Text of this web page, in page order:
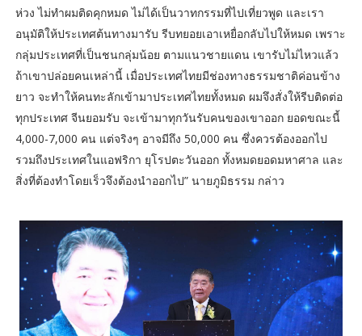
ห่วง ไม่ทำผมติดคุกหมด ไม่ได้เป็นวาทกรรมที่ไปเที่ยวพูด และเรา
อนุมัติให้ประเทศต้นทางมารับ รีบทยอยเอาเหยื่อกลับไปให้หมด เพราะ
กลุ่มประเทศที่เป็นชนกลุ่มน้อย ตามแนวชายแดน เขารับไม่ไหวแล้ว
ถ้าเขาปล่อยคนเหล่านี้ เมื่อประเทศไทยมีช่องทางธรรมชาติค่อนข้าง
ยาว จะทำให้คนทะลักเข้ามาประเทศไทยทั้งหมด ผมจึงสั่งให้รีบติดต่อ
ทุกประเทศ จีนยอมรับ จะเข้ามาทุกวันรับคนของเขาออก ยอดขณะนี้
4,000-7,000 คน แต่จริงๆ อาจมีถึง 50,000 คน ซึ่งควรต้องออกไป
รวมถึงประเทศในแอฟริกา ยุโรปตะวันออก ทั้งหมดยอดมหาศาล และ
สิ่งที่ต้องทำโดยเร็วจึงต้องนำออกไป” นายภูมิธรรม กล่าว